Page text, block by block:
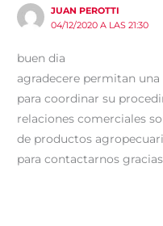
JUAN PEROTTI
04/12/2020 A LAS 21:30
buen dia
agradecere permitan
para coordinar su
relaciones comerciales
de productos
para contactarnos